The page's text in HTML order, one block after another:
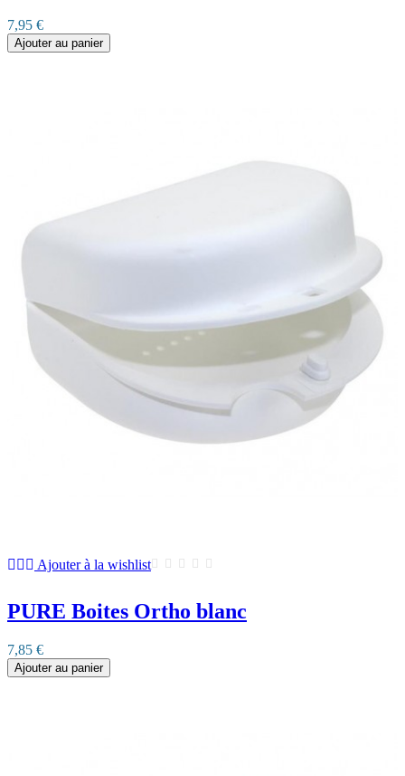
7,95 €
Ajouter au panier
Ajouter à la wishlist
PURE Boites Ortho blanc
7,85 €
Ajouter au panier